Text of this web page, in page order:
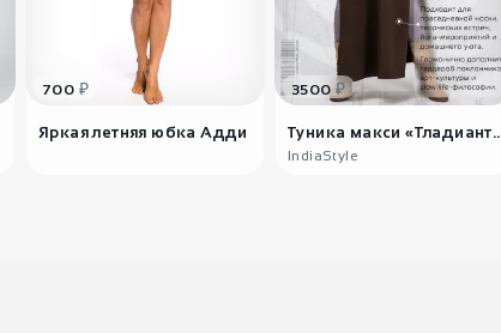
700 ₽
Яркая летняя юбка Адди
3500 ₽
Туника макси «Тладиант..
IndiaStyle